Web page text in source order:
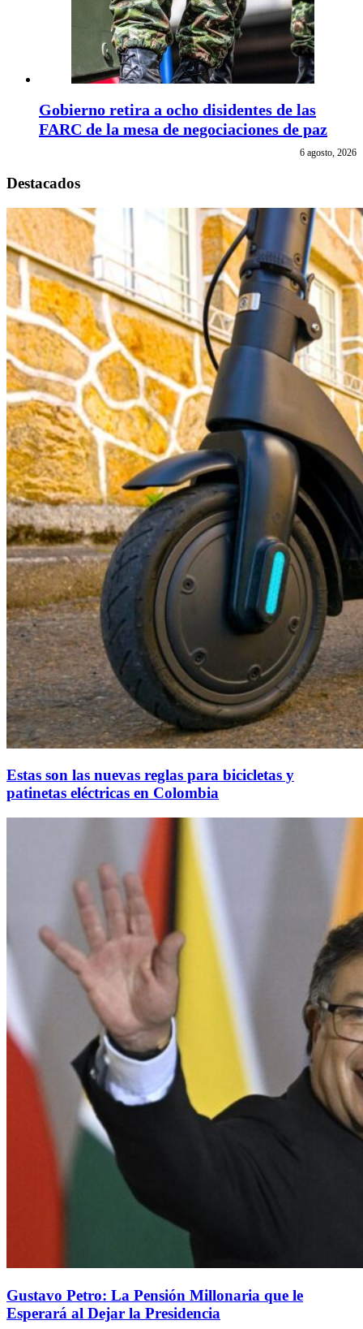
Gobierno retira a ocho disidentes de las
FARC de la mesa de negociaciones de paz
6 agosto, 2026
Destacados
Estas son las nuevas reglas para bicicletas y
patinetas eléctricas en Colombia
Gustavo Petro: La Pensión Millonaria que le
Esperará al Dejar la Presidencia